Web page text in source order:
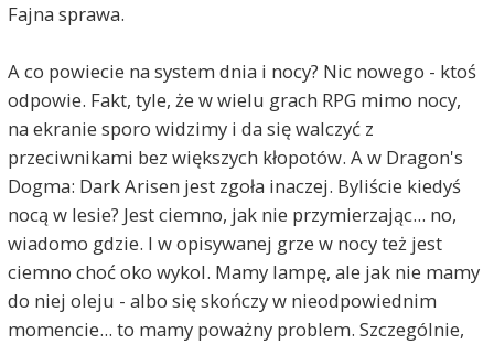
Fajna sprawa.
A co powiecie na system dnia i nocy? Nic nowego - ktoś
odpowie. Fakt, tyle, że w wielu grach RPG mimo nocy,
na ekranie sporo widzimy i da się walczyć z
przeciwnikami bez większych kłopotów. A w Dragon's
Dogma: Dark Arisen jest zgoła inaczej. Byliście kiedyś
nocą w lesie? Jest ciemno, jak nie przymierzając... no,
wiadomo gdzie. I w opisywanej grze w nocy też jest
ciemno choć oko wykol. Mamy lampę, ale jak nie mamy
do niej oleju - albo się skończy w nieodpowiednim
momencie... to mamy poważny problem. Szczególnie,